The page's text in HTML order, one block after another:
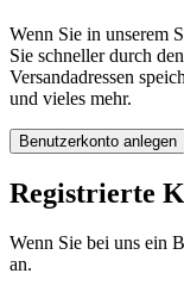
Wenn Sie in unserem
Sie schneller durch
Versandadressen
und vieles mehr.
Benutzerkonto anlegen
Registrierte
Wenn Sie bei uns ein
an.